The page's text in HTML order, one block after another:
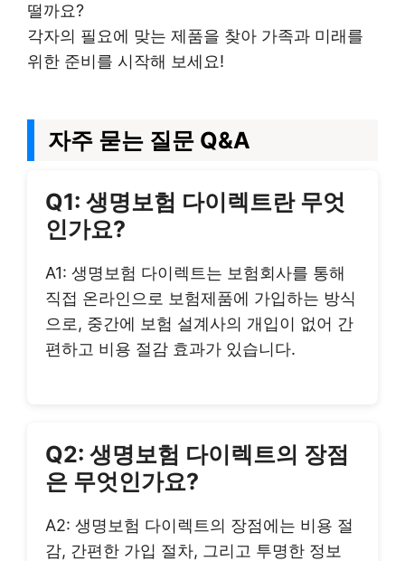
떨까요?
각자의 필요에 맞는 제품을 찾아 가족과 미래를
위한 준비를 시작해 보세요!
자주 묻는 질문 Q&A
Q1: 생명보험 다이렉트란 무엇
인가요?
A1: 생명보험 다이렉트는 보험회사를 통해
직접 온라인으로 보험제품에 가입하는 방식
으로, 중간에 보험 설계사의 개입이 없어 간
편하고 비용 절감 효과가 있습니다.
Q2: 생명보험 다이렉트의 장점
은 무엇인가요?
A2: 생명보험 다이렉트의 장점에는 비용 절
감, 간편한 가입 절차, 그리고 투명한 정보